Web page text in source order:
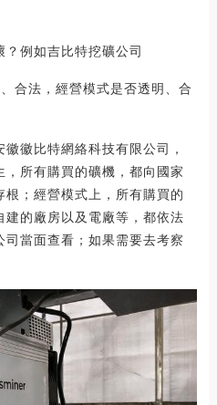
例如吉比特挖礦公司
合法，經營模式是否透明、合
徽比特網絡科技有限公司，
所有購買的礦機，都向國家
；經營模式上，所有購買的
的廠房以及電廠等，都依法
當面查看；如果需要去考察